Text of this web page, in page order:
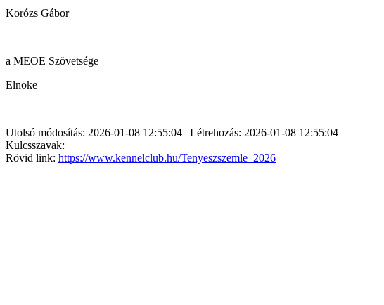
Korózs Gábor
a MEOE Szövetsége
Elnöke
Utolsó módosítás: 2026-01-08 12:55:04 | Létrehozás: 2026-01-08 12:55:04
Kulcsszavak:
Rövid link: https://www.kennelclub.hu/Tenyeszszemle_2026